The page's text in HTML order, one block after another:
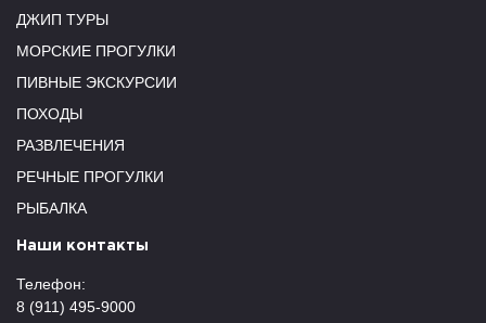
ДЖИП ТУРЫ
МОРСКИЕ ПРОГУЛКИ
ПИВНЫЕ ЭКСКУРСИИ
ПОХОДЫ
РАЗВЛЕЧЕНИЯ
РЕЧНЫЕ ПРОГУЛКИ
РЫБАЛКА
Наши контакты
Телефон:
8 (911) 495-9000